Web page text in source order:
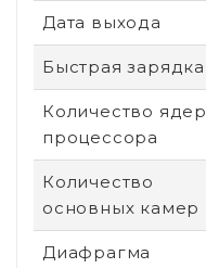
Дата выхода
Быстрая зарядка
Количество ядер
процессора
Количество
основных камер
Диафрагма